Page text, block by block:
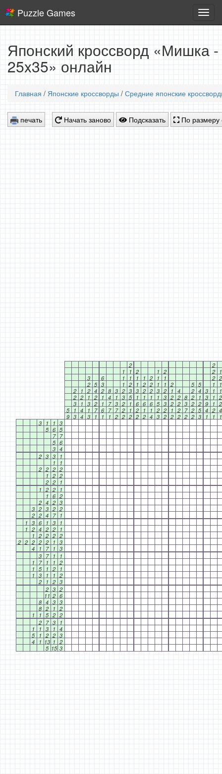
игры
Puzzle Games
Японский кроссворд «Мишка -
25x35» онлайн
Главная / Японские кроссворды / Средние японские
печать Начать заново Подсказать По размеру
2
2
1
1 2 1 2 2
1
3
6 1 1 1 1 2 1 1 2 2
2 5 3 1 2 1 2 2 1 1 2 5 5 1
1
2
1 2 4 2 8 3 2 3 3 2 2 3 2 1 4 2 4 3 1
1
2 2 1 2 1 4 1 3 5 1 1 1 1 3 2 2 8 2 1 3 1 2
3
1 3 2 1 7 3 2 1 6 6 6 5 3 2 2 3 2 2 9 1 2
5
1 4 1 7 6 7 7 2 1 2 1 1 2 2 1 2 7 2 5 4 2 4
9 3 4 3 1 1 1 2 2 2 2 2 4 3 2 2 2 2 2 3 1 1
1
3
1 1 3
5 6 5
7 7
5 6
3 4
2 3 3
1
1
1
2 2 2 2
1 2 2
2 2
1
1 2 2
1
1 6 2
2 4 2 3
3 2 3 2 2
2 2 4 7
1
1 3 6 1 3
1
1 2 4 2 2
1
1 2 2 2 2
2 2 2 2 2 1 3
4
1 7 1 3
3 7 1
1
1
7 1 1 2
1 5 1 2
1
1 3 1 1 2
2
1 2 3
2 3 2
11 2 6
8 4 3 3
8 2 1 2
1
1 5 2 2
2 7 3
1
1
1 3 1 4
5
1 2 2 3
4
1 13 1 2
5 15 3